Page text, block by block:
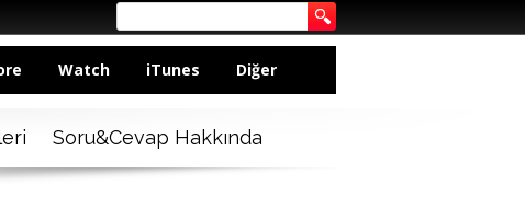
Watch iTunes Diğer
Soru&Cevap Hakkında